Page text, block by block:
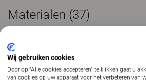
Materialen (37)
Downloads (
Wij gebruiken cookies
Door op “Alle cookies accepteren” te klikken gaat u
van cookies op uw apparaat voor het verbeteren van